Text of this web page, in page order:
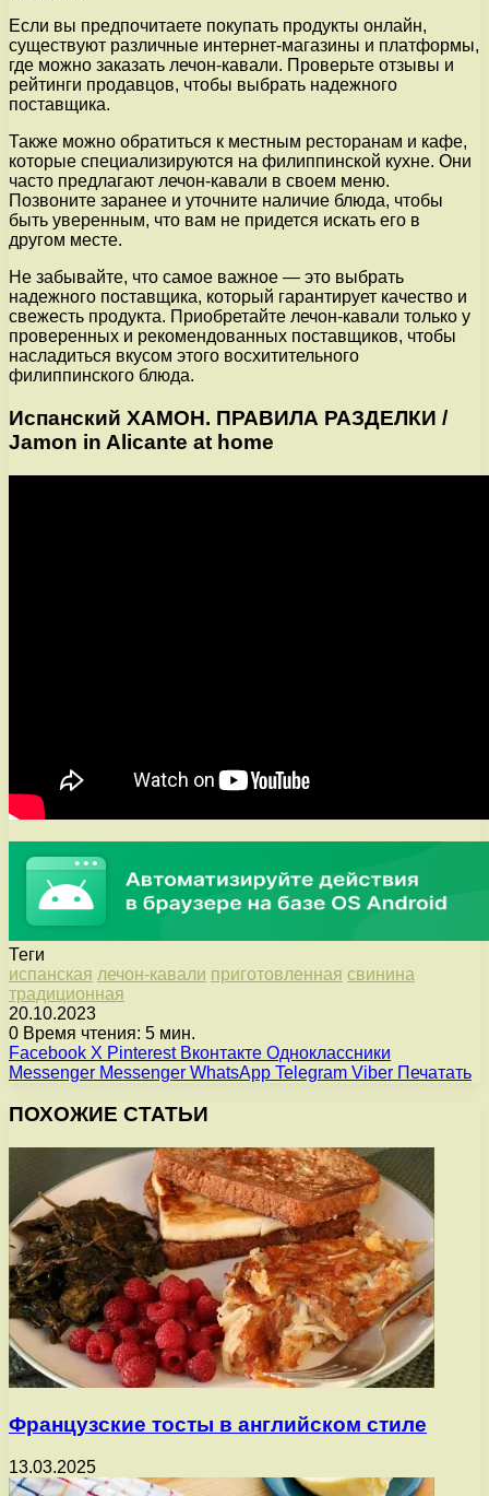
Если вы предпочитаете покупать продукты онлайн,
существуют различные интернет-магазины и платформы,
где можно заказать лечон-кавали. Проверьте отзывы и
рейтинги продавцов, чтобы выбрать надежного
поставщика.
Также можно обратиться к местным ресторанам и кафе,
которые специализируются на филиппинской кухне. Они
часто предлагают лечон-кавали в своем меню.
Позвоните заранее и уточните наличие блюда, чтобы
быть уверенным, что вам не придется искать его в
другом месте.
Не забывайте, что самое важное — это выбрать
надежного поставщика, который гарантирует качество и
свежесть продукта. Приобретайте лечон-кавали только у
проверенных и рекомендованных поставщиков, чтобы
насладиться вкусом этого восхитительного
филиппинского блюда.
Испанский ХАМОН. ПРАВИЛА РАЗДЕЛКИ /
Jamon in Alicante at home
Теги
испанская лечон-кавали приготовленная свинина
традиционная
20.10.2023
0 Время чтения: 5 мин.
Facebook X Pinterest Вконтакте Одноклассники
Messenger Messenger WhatsApp Telegram Viber Печатать
ПОХОЖИЕ СТАТЬИ
Французские тосты в английском стиле
13.03.2025